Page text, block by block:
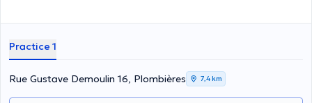
Practice 1
Rue Gustave Demoulin 16, Plombières 7,4 km